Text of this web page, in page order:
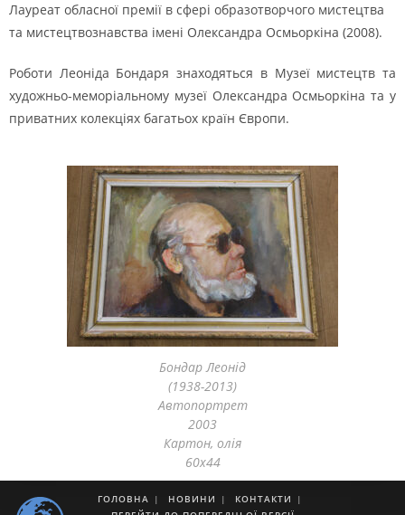
Лауреат обласної премії в сфері образотворчого мистецтва
та мистецтвознавства імені Олександра Осмьоркіна (2008).
Роботи Леоніда Бондаря знаходяться в Музеї мистецтв та
художньо-меморіальному музеї Олександра Осмьоркіна та у
приватних колекціях багатьох країн Європи.
Бондар Леонід
(1938-2013)
Автопортрет
2003
Картон, олія
60х44
ГОЛОВНА НОВИНИ
КОНТАКТИ